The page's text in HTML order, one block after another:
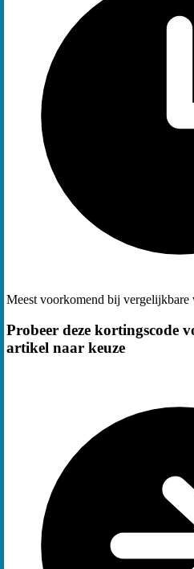
Meest voorkomend bij vergelijkbare
Probeer deze kortingscode
artikel naar keuze